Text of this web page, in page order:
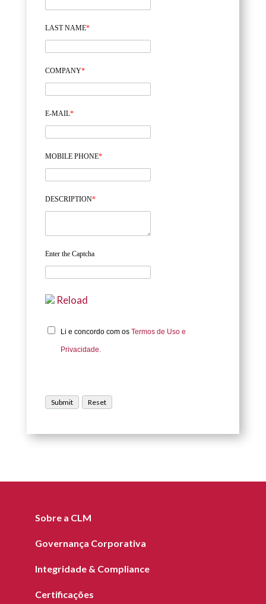
LAST NAME*
COMPANY*
E-MAIL*
MOBILE PHONE*
DESCRIPTION*
Enter the Captcha
Reload
Li e concordo com os Termos de Uso e
Privacidade.
Sobre a CLM
Governança Corporativa
Integridade & Compliance
Certificações